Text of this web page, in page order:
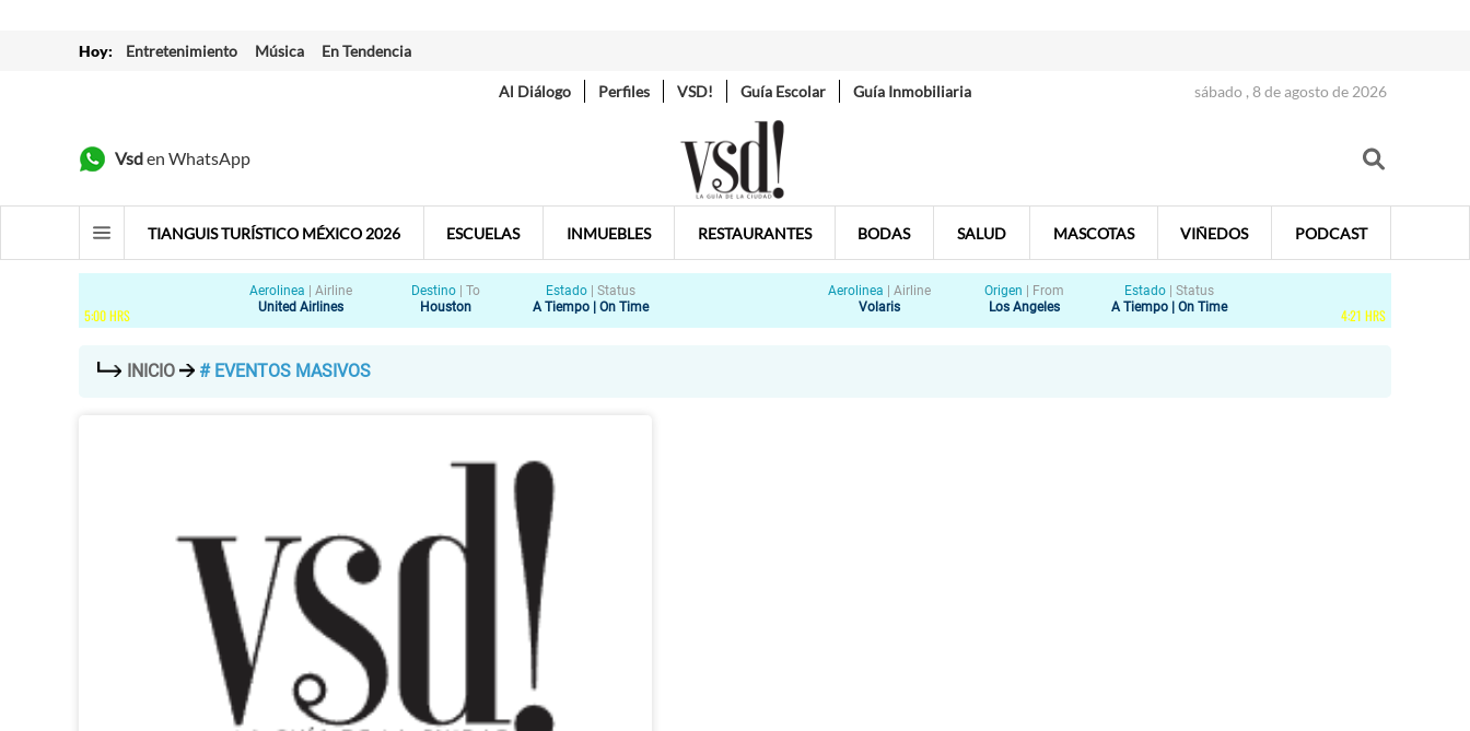
Hoy: Entretenimiento Música En Tendencia
Al Diálogo Perfiles VSD! Guía Escolar Guía Inmobiliaria sábado , 8 de agosto de 2026
Vsden WhatsApp
TIANGUIS TURÍSTICO MÉXICO 2026 ESCUELAS INMUEBLES RESTAURANTES BODAS SALUD MASCOTAS VIÑEDOS PODCAST
5:00HRS
Aerolinea
Airline
United Airlines
Destino
To
Houston
Estado
Status
A Tiempo | On Time
Aerolinea
Airline
Volaris
Origen
From
Los Angeles
Estado
Status
A Tiempo | On Time
4:21 HRS
INICIO # EVENTOS MASIVOS